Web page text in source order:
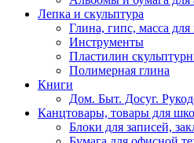
Лепка и скульптура
Глина, гипс, масса
Инструменты
Пластилин
Полимерная глина
Книги
Дом. Быт. Досуг.
Канцтовары, товары для
Блоки для записей,